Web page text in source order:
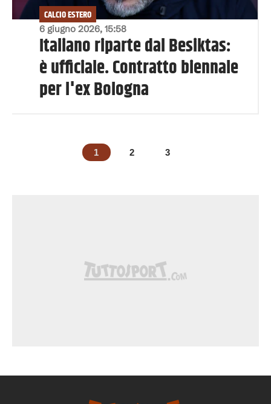
6 giugno 2026, 15:58
CALCIO ESTERO
Italiano riparte dal Besiktas:
è ufficiale. Contratto biennale
per l'ex Bologna
1 2 3